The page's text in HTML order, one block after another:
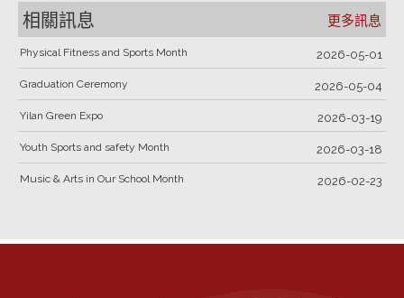
相關訊息 更多訊息
2026-05-01
Physical Fitness and Sports Month
2026-05-04
Graduation Ceremony
2026-03-19
Yilan Green Expo
2026-03-18
Youth Sports and safety Month
2026-02-23
Music & Arts in Our School Month